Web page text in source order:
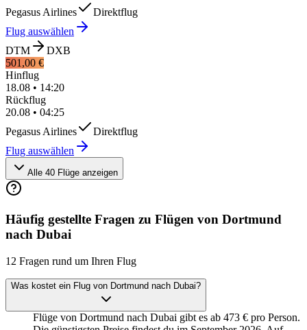
Pegasus Airlines
Direktflug
Flug auswählen
DTM
DXB
501,00 €
Hinflug
18.08 • 14:20
Rückflug
20.08 • 04:25
Pegasus Airlines
Direktflug
Flug auswählen
Alle 40 Flüge anzeigen
Häufig gestellte Fragen zu Flügen von Dortmund
nach Dubai
12 Fragen rund um Ihren Flug
Was kostet ein Flug von Dortmund nach Dubai?
Flüge von Dortmund nach Dubai gibt es ab 473 € pro Person.